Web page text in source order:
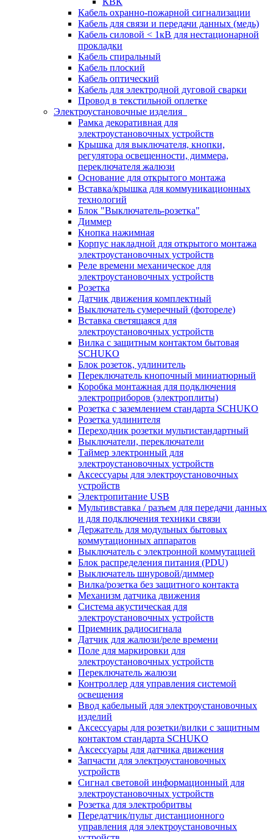
Кабель охранно-пожарной сигнализации
Кабель для связи и передачи данных (медь)
Кабель силовой < 1кВ для нестационарной
прокладки
Кабель спиральный
Кабель плоский
Кабель оптический
Кабель для электродной дуговой сварки
Провод в текстильной оплетке
Электроустановочные изделия
Рамка декоративная для
электроустановочных устройств
Крышка для выключателя, кнопки,
регулятора освещенности, диммера,
переключателя жалюзи
Основание для открытого монтажа
Вставка/крышка для коммуникационных
технологий
Блок "Выключатель-розетка"
Диммер
Кнопка нажимная
Корпус накладной для открытого монтажа
электроустановочных устройств
Реле времени механическое для
электроустановочных устройств
Розетка
Датчик движения комплектный
Выключатель сумеречный (фотореле)
Вставка светящаяся для
электроустановочных устройств
Вилка с защитным контактом бытовая
SCHUKO
Блок розеток, удлинитель
Переключатель кнопочный миниатюрный
Коробка монтажная для подключения
электроприборов (электроплиты)
Розетка с заземлением стандарта SCHUKO
Розетка удлинителя
Переходник розетки мультистандартный
Выключатели, переключатели
Таймер электронный для
электроустановочных устройств
Аксессуары для электроустановочных
устройств
Электропитание USB
Мультивставка / разъем для передачи данных
и для подключения техники связи
Держатель для модульных бытовых
коммутационных аппаратов
Выключатель с электронной коммутацией
Блок распределения питания (PDU)
Выключатель шнуровой/диммер
Вилка/розетка без защитного контакта
Механизм датчика движения
Система акустическая для
электроустановочных устройств
Приемник радиосигнала
Датчик для жалюзи/реле времени
Поле для маркировки для
электроустановочных устройств
Переключатель жалюзи
Контроллер для управления системой
освещения
Ввод кабельный для электроустановочных
изделий
Аксессуары для розетки/вилки с защитным
контактом стандарта SCHUKO
Аксессуары для датчика движения
Запчасти для электроустановочных
устройств
Сигнал световой информационный для
электроустановочных устройств
Розетка для электробритвы
Передатчик/пульт дистанционного
управления для электроустановочных